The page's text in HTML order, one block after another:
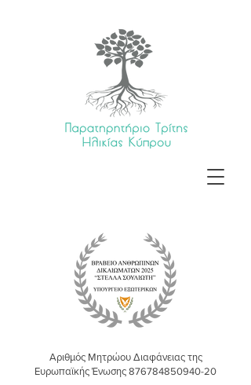
Αριθμός Μητρώου Διαφάνειας της
Ευρωπαϊκής Ένωσης 876784850940-20